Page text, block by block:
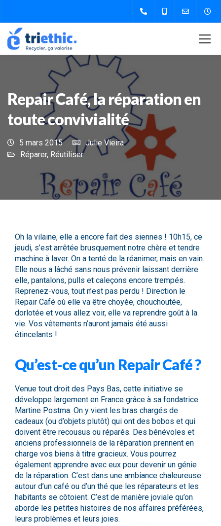
Repair Café, la réparation en
toute convivialité
5 mars 2015
Julie Vieira
Réparer, Réutiliser
Oh la vilaine, elle a encore fait des siennes ! 10h15, ce
jeudi, s’est arrêtée brusquement notre chère et tendre
machine à laver. On a tenté de la réanimer, mais en vain.
Elle nous a lâché sans nous prévenir laissant derrière
elle, pantalons, pulls et caleçons encore trempés.
Reprenez-vous, tout n’est pas perdu ! Direction le
Repair Café où elle va être choyée, chouchoutée,
dorlotée et vous allez voir, elle va reprendre goût à la
vie. Vos vêtements n’auront jamais été aussi
étincelants !
Qu’est-ce qu’un Repair Café ?
Venue tout droit des Pays Bas, cette initiative se
développe largement en France grâce à sa fondatrice
Martine Postma. On y vient les bras chargés de
cadeaux (ou d’objets plutôt) qui ont des bobos et qui
doivent être recousus ou réparés. Des bénévoles et
anciens professionnels de la réparation prennent en
charge vos biens à titre gracieux. Vous pourrez
également apprendre avec eux pour devenir un génie
de la réparation. C’est dans une ambiance chaleureuse
autour d’un café ou d’un thé que les réparateurs et les
habitants se côtoient. C’est de manière joviale qu’on
aborde les petites histoires de nos affaires préférées,
leurs problèmes et leurs joies.